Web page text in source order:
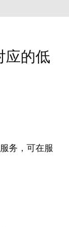
应的低
务 ，可在服